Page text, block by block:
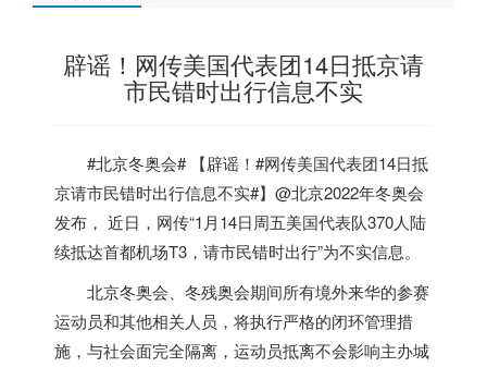
辟谣！网传美国代表团14日抵京请
市民错时出行信息不实
#北京冬奥会# 【辟谣！#网传美国代表团14日抵
京请市民错时出行信息不实#】@北京2022年冬奥会
发布， 近日，网传“1月14日周五美国代表队370人陆
续抵达首都机场T3，请市民错时出行”为不实信息。
北京冬奥会、冬残奥会期间所有境外来华的参赛
运动员和其他相关人员，将执行严格的闭环管理措
施，与社会面完全隔离，运动员抵离不会影响主办城